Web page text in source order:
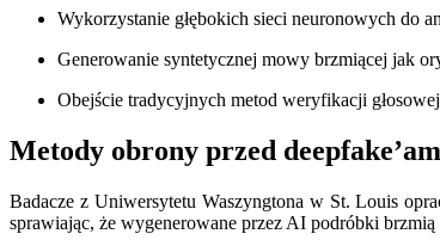
Wykorzystanie głębokich sieci neuronowych do
Generowanie syntetycznej mowy brzmiącej jak
Obejście tradycyjnych metod weryfikacji głosowej
Metody obrony przed
Badacze z Uniwersytetu Waszyngtona w St. Louis
sprawiając, że wygenerowane przez AI podróbki brzmią